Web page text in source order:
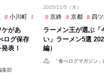
小川町 御茶ノ水 新橋 池尻
ケがあ
ログ保存
表！
集部
2025/11/5（水）
京終 京都 四
ラーメン王が選ぶ「
い」ラーメン5選
編）
「食べログマガジン